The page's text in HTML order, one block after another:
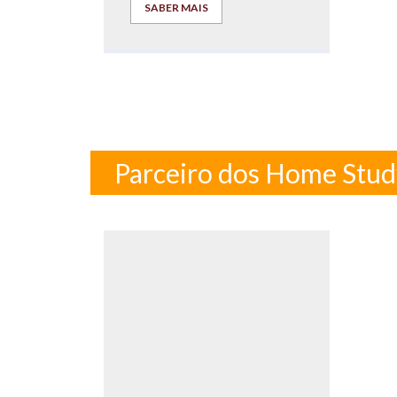
SABER MAIS
Parceiro dos Home